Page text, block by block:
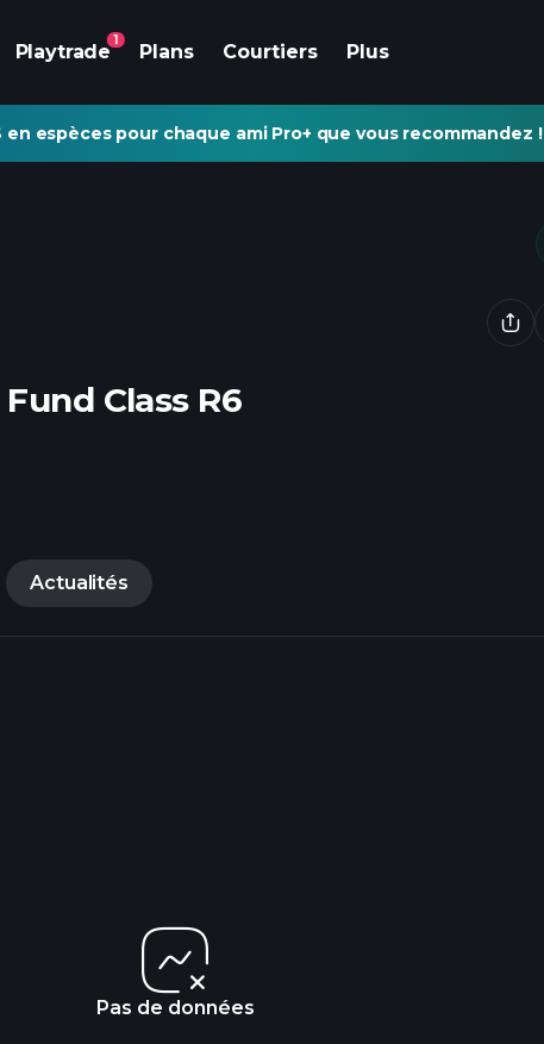
Playtrade
1
Plans Courtiers Plus
en espèces pour chaque ami Pro+ que vous recommandez !
Class R6
Actualités
Pas de données